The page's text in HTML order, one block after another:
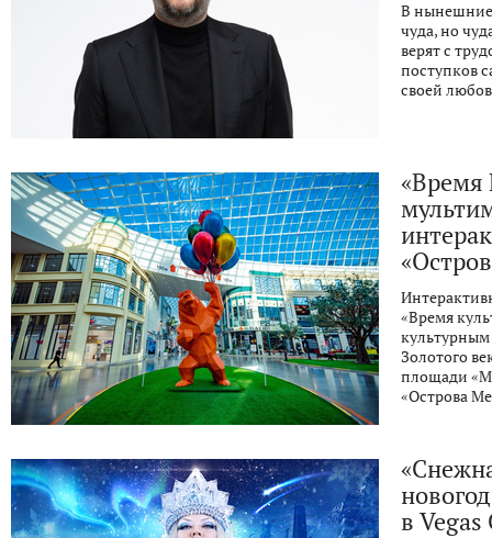
В нынешние
чуда, но
верят с
поступков
своей
«Время
«Время
Золотого
площади
«Острова
в